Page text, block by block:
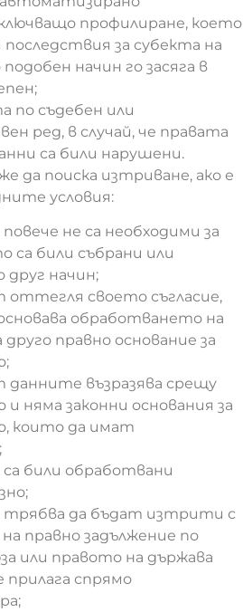
профилиране, което
за субекта на
начин го засяга в
по съдебен или
ред, в случай, че правата
са били нарушени.
да поиска изтриване, ако е
условия:
не са необходими за
са били събрани или
друг начин;
своето съгласие,
обработването на
правно основание за
възразява срещу
няма законни основания за
които да имат
били обработвани
да бъдат изтрити с
правно задължение по
или правото на държава
прилага спрямо